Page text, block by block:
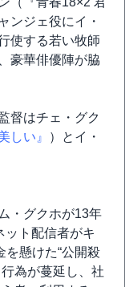
ンジェ役にイ・
使する若い牧師
豪華俳優陣が脇
督はチェ・グク
しい』
）とイ・
・グクホが13年
ット配信者がキ
を懸けた“公開殺
為が蔓延し、社